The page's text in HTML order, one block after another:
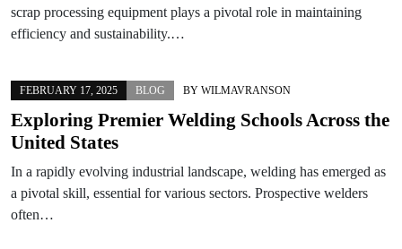
scrap processing equipment plays a pivotal role in maintaining
efficiency and sustainability.…
FEBRUARY 17, 2025 BLOG BY WILMAVRANSON
Exploring Premier Welding Schools Across the
United States
In a rapidly evolving industrial landscape, welding has emerged as
a pivotal skill, essential for various sectors. Prospective welders
often…